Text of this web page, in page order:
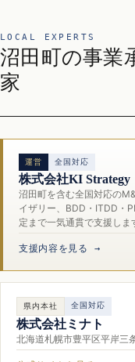
LOCAL EXPERTS
沼田町の事業
家
運営 全国対応
株式会社KI Strategy
沼田町を含む全国対応の
イザリー、BDD・ITDD・
定まで一気通貫で支援しま
支援内容を見る →
県内本社 全国対応
株式会社ミナト
北海道札幌市豊平区平岸三